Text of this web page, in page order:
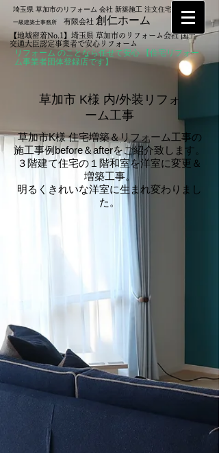
埼玉県 草加市のリフォーム 会社 新築施工 注文住宅なら
一級建築士事務所 有限会社 創仁ホーム
【地域密着No.1】埼玉県 草加市のリフォーム会社 国土
交通大臣認定事業者で安心リフォーム
リフォーム のことなら任せて安心 【住宅リフォー
ム事業者団体登録店です】
​草加市 K様 内/外装リフォ
ーム工事
草加市K様 住宅増築＆リフォーム工事の
施工事例before＆afterをご紹介致します。
３階建て住宅の１階和室を洋室に変更＆
増築工事。
明るくきれいな洋室に生まれ変わりまし
た。